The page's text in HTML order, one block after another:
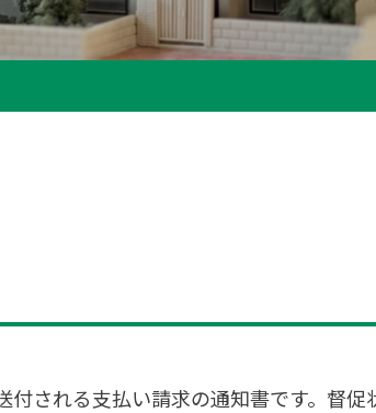
される支払い請求の通知書です。督促